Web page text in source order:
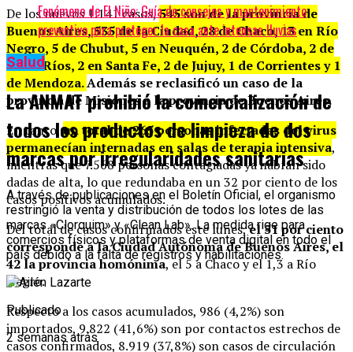
De los nuevos 1.141 casos,545 son de la provincia de
Buenos Aires, 535 de la Ciudad, 28 de Chaco, 13 en Río
Negro, 5 de Chubut, 5 en Neuquén, 2 de Córdoba, 2 de
Entre Ríos, 2 en Santa Fe, 2 de Jujuy, 1 de Corrientes y 1
de Mendoza.Además se reclasificó un caso de la
provincia de Misiones a la provincia de Buenos Aires.
En tanto,un total de 265 personas infectadas del virus
permanecían internadas en salas de terapia intensiva,
mientras que 7.568 personas contagiadas ya habían sido
dadas de alta, lo que redundaba en un 32 por ciento de los
casos positivos acumulados.
Del total de casos confirmados este lunes,el 51 por ciento
corresponde a la Ciudad Autónoma de Buenos Aires, el
42 la provincia homónima, el 5 a Chaco y el 1,3 a Río
Negro.
Respecto a los casos acumulados, 986 (4,2%) son
importados, 9.822 (41,6%) son por contactos estrechos de
casos confirmados, 8.919 (37,8%) son casos de circulación
Fenómeno de El Niño: Guía de consejos y mantenimiento
preventivo para proteger la casa ante intensas lluvias
Salud
La ANMAT prohibió la comercialización de
todos los productos de limpieza de dos
marcas por irregularidades sanitarias
A través de publicaciones en el Boletín Oficial, el organismo
restringió la venta y distribución de todos los lotes de las
marcas «Clorquim» y «Clean Lab». La medida rige para
comercios físicos y plataformas de venta digital en todo el
país debido a la falta de registros y habilitaciones.
Publicado
2 semanas atrás